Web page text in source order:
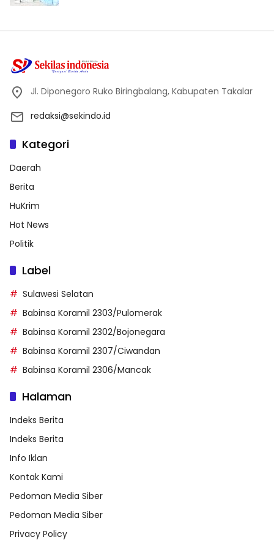
Jl. Diponegoro Ruko Biringbalang, Kabupaten Takalar
redaksi@sekindo.id
Kategori
Daerah
Berita
HuKrim
Hot News
Politik
Label
Sulawesi Selatan
Babinsa Koramil 2303/Pulomerak
Babinsa Koramil 2302/Bojonegara
Babinsa Koramil 2307/Ciwandan
Babinsa Koramil 2306/Mancak
Halaman
Indeks Berita
Indeks Berita
Info Iklan
Kontak Kami
Pedoman Media Siber
Pedoman Media Siber
Privacy Policy